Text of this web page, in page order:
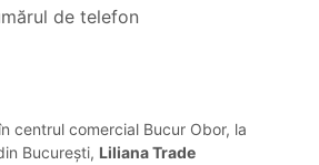
de telefon
centrul comercial Bucur Obor, la
București, Liliana Trade